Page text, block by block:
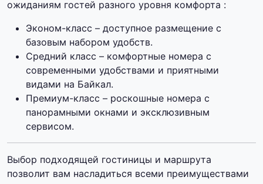
ожиданиям гостей разного уровня комфорта :
Эконом-класс – доступное размещение с
базовым набором удобств.
Средний класс – комфортные номера с
современными удобствами и приятными
видами на Байкал.
Премиум-класс – роскошные номера с
панорамными окнами и эксклюзивным
сервисом.
Выбор подходящей гостиницы и маршрута
позволит вам насладиться всеми преимуществами